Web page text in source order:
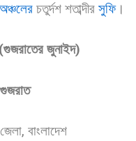
চতুর্দশ শতাব্দীর সুফি।
জুনাইদ)
গুজরাত
বাংলাদেশ